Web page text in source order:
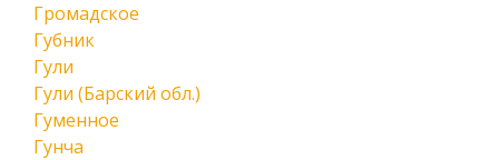
Громадское
Губник
Гули
Гули (Барский обл.)
Гуменное
Гунча